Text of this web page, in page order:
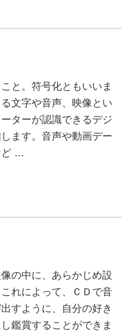
と。符号化ともいいま
文字や音声、映像とい
ターが認識できるデジ
ます。音声や動画デー
ど …
の中に、あらかじめ設
れによって、ＣＤで音
すように、自分の好き
鑑賞することができま